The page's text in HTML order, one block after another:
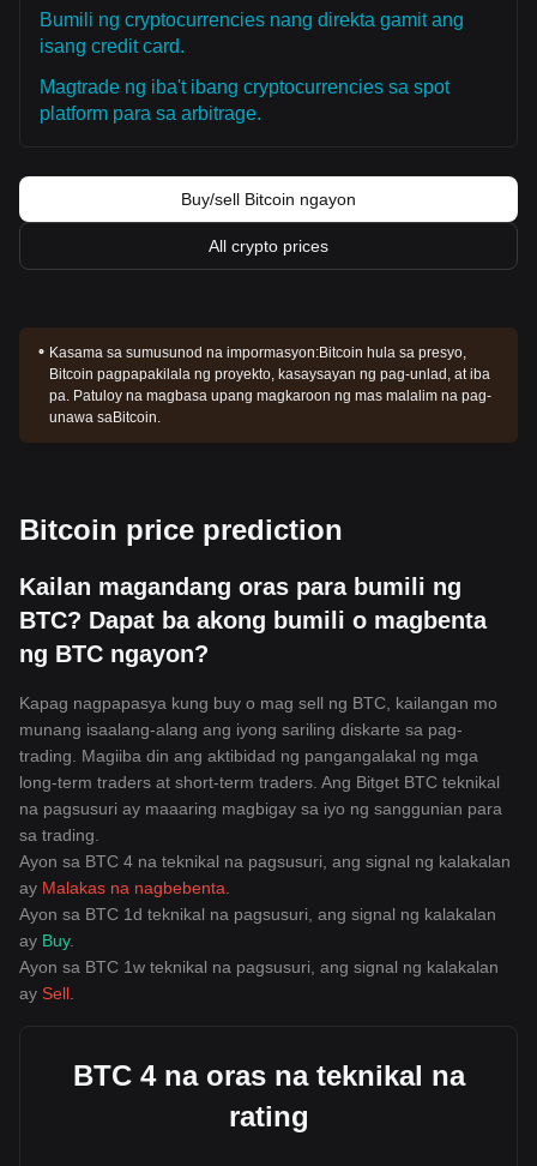
Bumili ng cryptocurrencies nang direkta gamit ang
isang credit card.
Magtrade ng iba't ibang cryptocurrencies sa spot
platform para sa arbitrage.
Buy/sell Bitcoin ngayon
All crypto prices
Kasama sa sumusunod na impormasyon:Bitcoin hula sa presyo,
Bitcoin pagpapakilala ng proyekto, kasaysayan ng pag-unlad, at iba
pa. Patuloy na magbasa upang magkaroon ng mas malalim na pag-
unawa saBitcoin.
Bitcoin price prediction
Kailan magandang oras para bumili ng
BTC? Dapat ba akong bumili o magbenta
ng BTC ngayon?
Kapag nagpapasya kung buy o mag sell ng BTC, kailangan mo
munang isaalang-alang ang iyong sariling diskarte sa pag-
trading. Magiiba din ang aktibidad ng pangangalakal ng mga
long-term traders at short-term traders. Ang Bitget BTC teknikal
na pagsusuri ay maaaring magbigay sa iyo ng sanggunian para
sa trading.
Ayon sa BTC 4 na teknikal na pagsusuri, ang signal ng kalakalan
ay Malakas na nagbebenta
Ayon sa BTC 1d teknikal na pagsusuri, ang signal ng kalakalan
ay Buy.
Ayon sa BTC 1w teknikal na pagsusuri, ang signal ng kalakalan
ay Sell
BTC 4 na oras na teknikal na
rating